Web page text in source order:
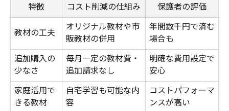
特徴 コスト削減の仕組み
保護者の評価
教材の工夫
オリジナル教材や市
販教材の併用
年間数千円で済む
場合も
追加購入の
少なさ
毎月一定の教材費・
追加請求なし
明確な費用設定で
安心
家庭活用で
きる教材
自宅学習も可能な内
容
コストパフォーマ
ンスが高い